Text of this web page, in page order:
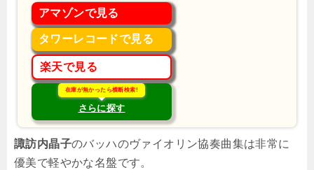
アマゾンで見る
タワーレコードで見る
楽天で見る
在庫が無かったら横断検索!
さらに探す
諏訪内晶子のバッハのヴァイオリン協奏曲集は非常に
優美で軽やかな名盤です。